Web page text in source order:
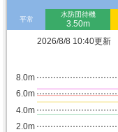
平常
水防団待機
3.50m
2026/8/8 10:40更新
2.0m
4.0m
6.0m
8.0m